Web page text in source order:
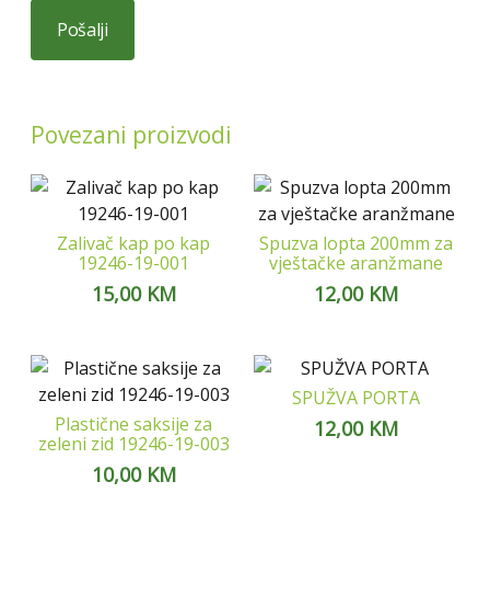
Povezani proizvodi
Zalivač kap po kap
19246-19-001
15,00 KM
Spuzva lopta 200mm za
vještačke aranžmane
12,00 KM
Plastične saksije za
zeleni zid 19246-19-003
10,00 KM
SPUŽVA PORTA
12,00 KM